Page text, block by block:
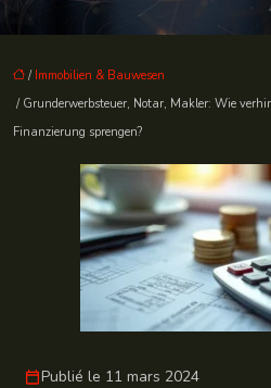
/ Immobilien & Bauwesen
/ Grunderwerbsteuer, Notar, Makler: Wie
Finanzierung sprengen?
Publié le 11 mars 2024